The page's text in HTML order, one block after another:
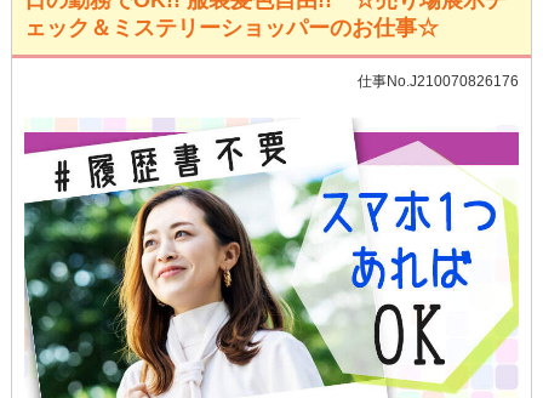
ェック＆ミステリーショッパーのお仕事☆
仕事No.J210070826176